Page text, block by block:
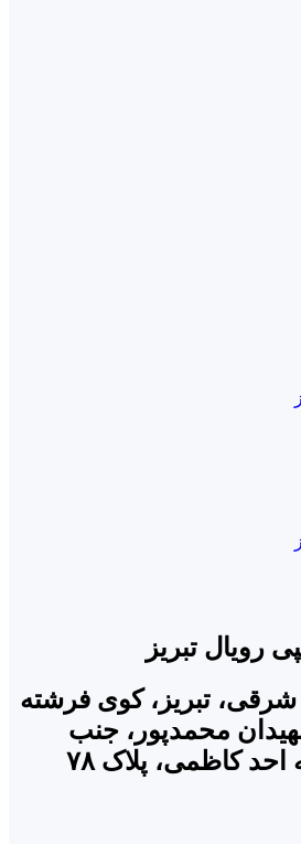
رویال تبریز
شرقی، تبریز، کوی فرشته
محمدپور، جنب
کاظمی، پلاک ۷۸